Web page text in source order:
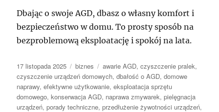
Dbając o swoje AGD, dbasz o własny komfort i
bezpieczeństwo w domu. To prosty sposób na
bezproblemową eksploatację i spokój na lata.
Data
publikacji
17 listopada 2025 Kategorie
biznes Tagi
awarie AGD,czyszczenie pralek,
czyszczenie urządzeń domowych,dbałość o AGD,domowe
naprawy,efektywne użytkowanie,eksploatacja sprzętu
domowego,konserwacja AGD, naprawa zmywarek,pielęgnacja
urządzeń,porady techniczne,przedłużenie żywotności urządzeń,